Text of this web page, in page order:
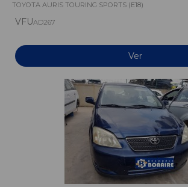
TOYOTA AURIS TOURING SPORTS (E18)
VFUAD267
Ver